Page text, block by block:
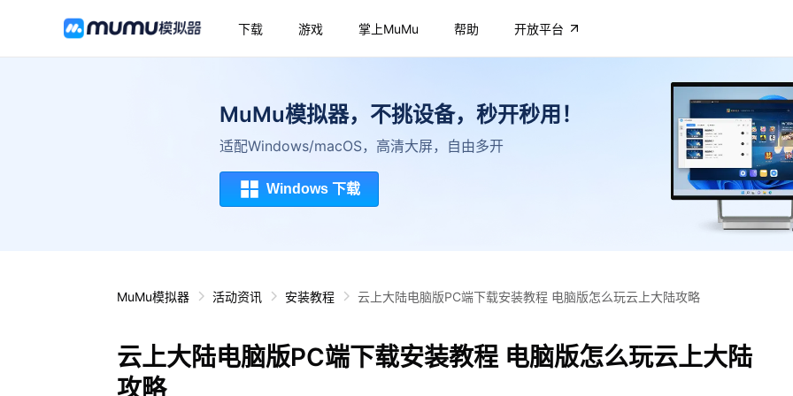
下载 游戏 掌上MuMu 帮助 开放平台
MuMu模拟器，不挑设备，秒开秒用！
适配Windows/macOS，高清大屏，自由多开
Windows 下载
MuMu模拟器 活动资讯 安装教程 云上大陆电脑版PC端下载安装教程 电脑版怎么玩云上大陆攻略
云上大陆电脑版PC端下载安装教程 电脑版怎么玩云上大陆
攻略